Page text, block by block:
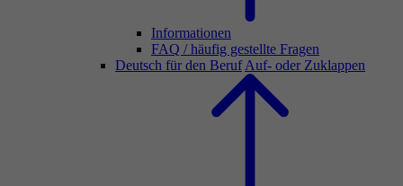
Informationen
FAQ / häufig gestellte Fragen
Deutsch für den Beruf Auf- oder Zuklappen